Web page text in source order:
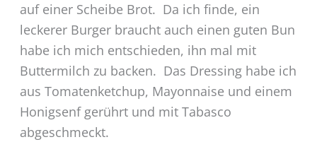
auf einer Scheibe Brot. Da ich finde, ein
leckerer Burger braucht auch einen guten Bun
habe ich mich entschieden, ihn mal mit
Buttermilch zu backen. Das Dressing habe ich
aus Tomatenketchup, Mayonnaise und einem
Honigsenf gerührt und mit Tabasco
abgeschmeckt.